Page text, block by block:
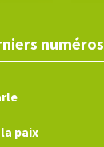
numéros
paix